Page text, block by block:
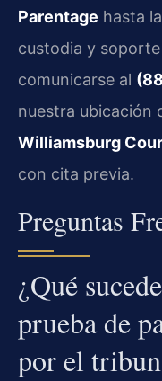
Parentage hasta
custodia y
comunicarse al
nuestra ubicación
Williamsburg
con cita previa.
Preguntas
¿Qué
prueba de
por el